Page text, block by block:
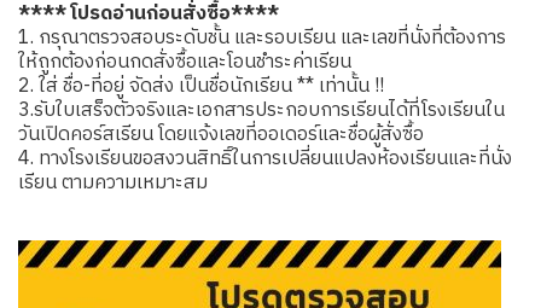
**** โปรดอ่านก่อนสั่งซื้อ****
1. กรุณาตรวจสอบระดับชั้น และรอบเรียน และเลขที่นั่งที่ต้องการ
ให้ถูกต้องก่อนกดสั่งซื้อและโอนชำระค่าเรียน
2. ใส่ ชื่อ-ที่อยู่ จัดส่ง เป็นชื่อนักเรียน ** เท่านั้น !!
3.รับใบเสร็จตัวจริงและเอกสารประกอบการเรียนได้ที่โรงเรียนใน
วันเปิดคอร์สเรียน โดยแจ้งเลขที่ออเดอร์และชื่อผู้สั่งซื้อ
4. ทางโรงเรียนขอสงวนสิทธิ์ในการเปลี่ยนแปลงห้องเรียนและที่นั่ง
เรียน ตามความเหมาะสม